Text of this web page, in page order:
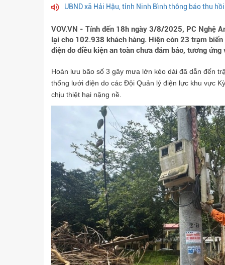
UBND xã Hải Hậu, tỉnh Ninh Bình thông báo thu
VOV.VN - Tính đến 18h ngày 3/8/2025, PC Nghệ
lại cho 102.938 khách hàng. Hiện còn 23 trạm
điện do điều kiện an toàn chưa đảm bảo, tương
Hoàn lưu bão số 3 gây mưa lớn kéo dài đã dẫn đến
thống lưới điện do các Đội Quản lý điện lực khu vực
chịu thiệt hại nặng nề.